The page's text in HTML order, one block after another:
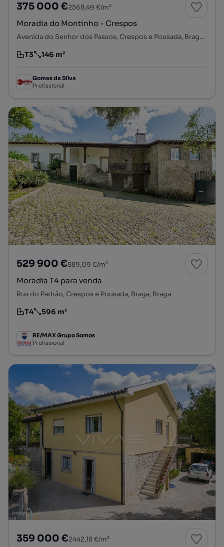
375 000 €2568,49 €/m²
Moradia do Montinho - Crespos
Avenida do Senhor dos Passos, Crespos e Pousada, Braga, Braga
Tipologia
T3
Preço por metro quadrado
146 m²
Gomes da Silva
Profissional
529 900 €889,09 €/m²
Moradia T4 para venda
Rua do Padrão, Crespos e Pousada, Braga, Braga
Tipologia
T4
Preço por metro quadrado
596 m²
RE/MAX Grupo Somos
Profissional
359 000 €2442,18 €/m²